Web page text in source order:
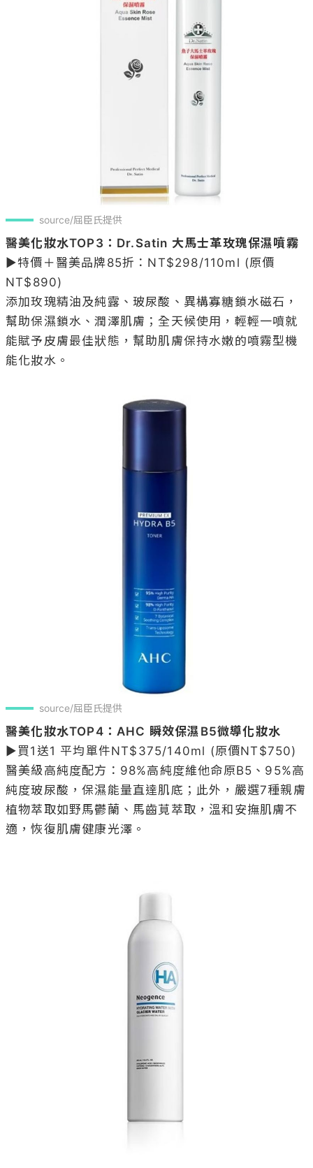
source/屈臣氏提供
醫美化妝水TOP3：Dr.Satin 大馬士革玫瑰保濕噴霧
▶特價＋醫美品牌85折：NT$298/110ml (原價
NT$890)
添加玫瑰精油及純露、玻尿酸、異構寡糖鎖水磁石，
幫助保濕鎖水、潤澤肌膚；全天候使用，輕輕一噴就
能賦予皮膚最佳狀態，幫助肌膚保持水嫩的噴霧型機
能化妝水。
source/屈臣氏提供
醫美化妝水TOP4：AHC 瞬效保濕B5微導化妝水
▶買1送1 平均單件NT$375/140ml (原價NT$750)
醫美級高純度配方：98%高純度維他命原B5、95%高
純度玻尿酸，保濕能量直達肌底；此外，嚴選7種親膚
植物萃取如野馬鬱蘭、馬齒莧萃取，溫和安撫肌膚不
適，恢復肌膚健康光澤。